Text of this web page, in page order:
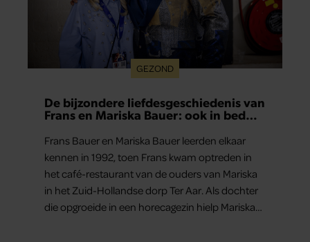
GEZOND
De bijzondere liefdesgeschiedenis van
Frans en Mariska Bauer: ook in bed
Frans Bauer en Mariska Bauer leerden elkaar
kennen in 1992, toen Frans kwam optreden in
het café-restaurant van de ouders van Mariska
in het Zuid-Hollandse dorp Ter Aar. Als dochter
die opgroeide in een horecagezin hielp Mariska